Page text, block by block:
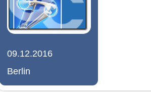
09.12.2016
Berlin